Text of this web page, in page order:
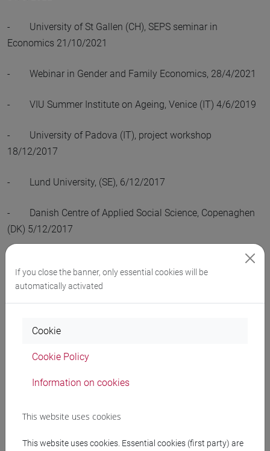
- University of St Gallen (CH), SEPS seminar in
Economics 21/10/2021
- Webinar in Gender and Family Economics, 28/4/2021
- VIU Summer Institute on Ageing, Venice (IT) 4/6/2019
- University of Padova (IT), project workshop
18/12/2017
- Lund University, (SE), 6/12/2017
- Danish Centre of Applied Social Science, Copenaghen
(DK) 5/12/2017
- California State University at LA, Los Angeles, CA USA
31/10/2017
- RAND Corporaton, Santa Monica, CA USA 30/10/2017
- University of Lousanne (CH), FORS Lunch Seminar
08/03/2016
- University of Bologna, department seminar (IT)
27/11/2014
If you close the banner, only essential cookies will be
automatically activated
Cookie
Cookie Policy
Information on cookies
This website uses cookies
This website uses cookies. Essential cookies (first party) are